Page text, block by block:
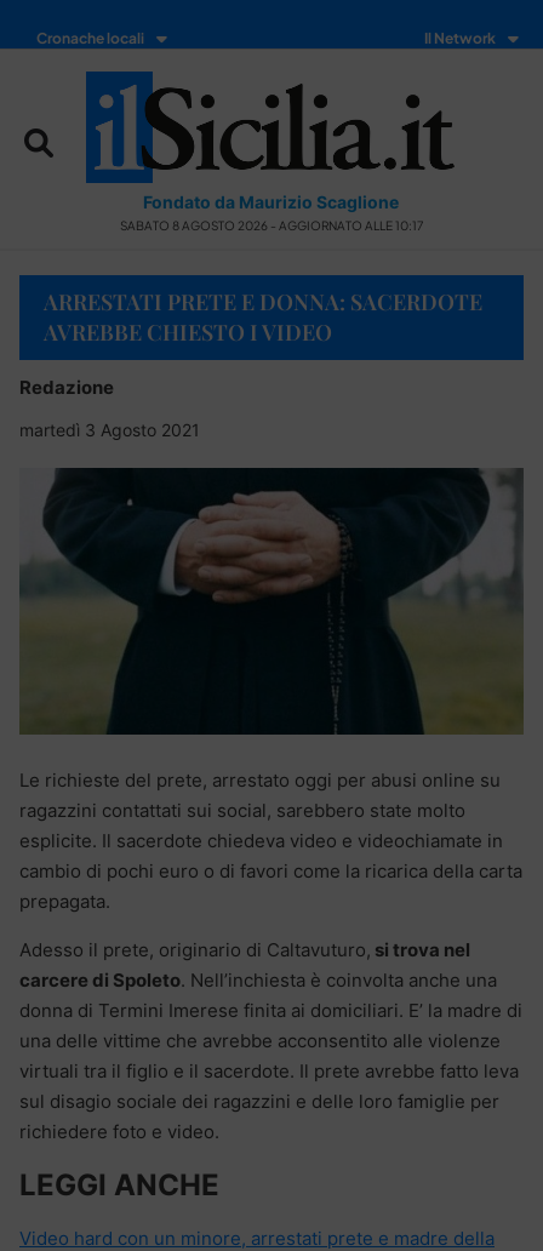
Cronache locali Il Network
Fondato da Maurizio Scaglione
SABATO 8 AGOSTO 2026 - AGGIORNATO ALLE 10:17
ARRESTATI PRETE E DONNA: SACERDOTE
AVREBBE CHIESTO I VIDEO
Redazione
martedì 3 Agosto 2021
Le richieste del prete, arrestato oggi per abusi online su
ragazzini contattati sui social, sarebbero state molto
esplicite. Il sacerdote chiedeva video e videochiamate in
cambio di pochi euro o di favori come la ricarica della carta
prepagata.
Adesso il prete, originario di Caltavuturo, si trova nel
carcere di Spoleto. Nell’inchiesta è coinvolta anche una
donna di Termini Imerese finita ai domiciliari. E’ la madre di
una delle vittime che avrebbe acconsentito alle violenze
virtuali tra il figlio e il sacerdote. Il prete avrebbe fatto leva
sul disagio sociale dei ragazzini e delle loro famiglie per
richiedere foto e video.
LEGGI ANCHE
Video hard con un minore, arrestati prete e madre della